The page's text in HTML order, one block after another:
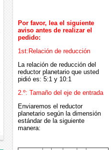
Por favor, lea el siguiente
aviso antes de realizar el
pedido:
1st:Relación de reducción
La relación de reducción del
reductor planetario que usted
pidió es: 5:1 y 10:1
2.º: Tamaño del eje de entrada
Enviaremos el reductor
planetario según la dimensión
estándar de la siguiente
manera: